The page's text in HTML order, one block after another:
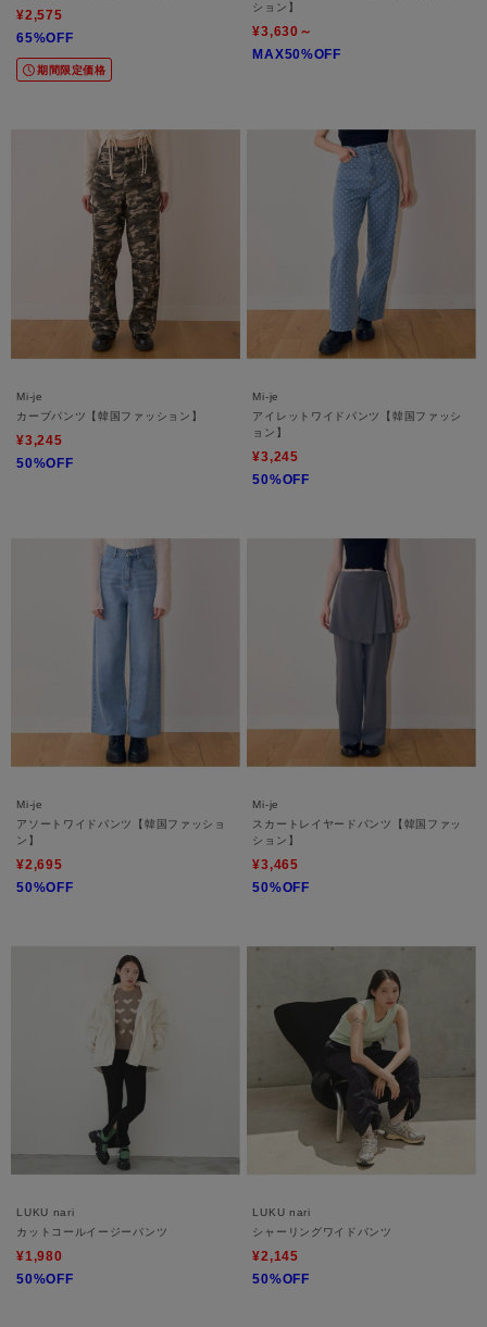
¥2,575
65%OFF
期間限定価格
ション】
¥3,630～
MAX50%OFF
Mi-je
カーブパンツ【韓国ファッション】
¥3,245
50%OFF
Mi-je
アイレットワイドパンツ【韓国ファッシ
ョン】
¥3,245
50%OFF
Mi-je
アソートワイドパンツ【韓国ファッショ
ン】
¥2,695
50%OFF
Mi-je
スカートレイヤードパンツ【韓国ファッ
ション】
¥3,465
50%OFF
LUKU nari
カットコールイージーパンツ
¥1,980
50%OFF
LUKU nari
シャーリングワイドパンツ
¥2,145
50%OFF